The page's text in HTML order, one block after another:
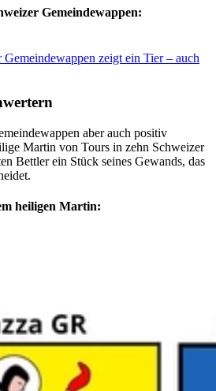
Gemeindewappen:
Gemeindewappen zeigt ein Tier – auch
aber auch positiv
Martin von Tours in zehn Schweizer
Bettler ein Stück seines Gewands, das
heiligen Martin: